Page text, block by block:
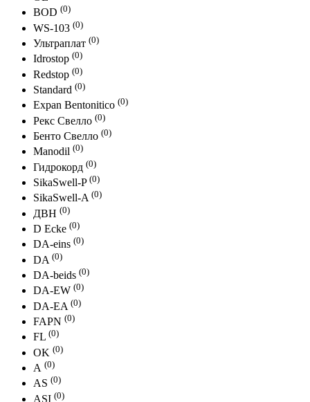
BOD (0)
WS-103 (0)
Ультраплат (0)
Idrostop (0)
Redstop (0)
Standard (0)
Expan Bentonitico (0)
Рекс Свелло (0)
Бенто Свелло (0)
Manodil (0)
Гидрокорд (0)
SikaSwell-P (0)
SikaSwell-A (0)
ДВН (0)
D Ecke (0)
DA-eins (0)
DA (0)
DA-beids (0)
DА-EW (0)
DА-ЕA (0)
FAPN (0)
FL (0)
OK (0)
А (0)
AS (0)
ASI (0)